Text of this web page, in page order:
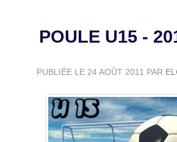
POULE U15 -
PUBLIÉE LE 24 AOÛT 2011 PAR